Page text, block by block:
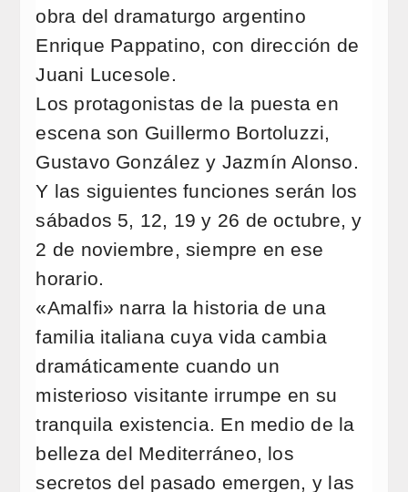
obra del dramaturgo argentino
Enrique Pappatino, con dirección de
Juani Lucesole.
Los protagonistas de la puesta en
escena son Guillermo Bortoluzzi,
Gustavo González y Jazmín Alonso.
Y las siguientes funciones serán los
sábados 5, 12, 19 y 26 de octubre, y
2 de noviembre, siempre en ese
horario.
«Amalfi» narra la historia de una
familia italiana cuya vida cambia
dramáticamente cuando un
misterioso visitante irrumpe en su
tranquila existencia. En medio de la
belleza del Mediterráneo, los
secretos del pasado emergen, y las